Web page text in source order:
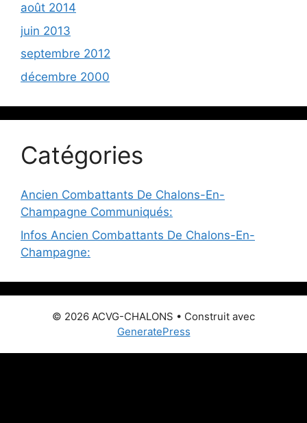
août 2014
juin 2013
septembre 2012
décembre 2000
Catégories
Ancien Combattants De Chalons-En-
Champagne Communiqués:
Infos Ancien Combattants De Chalons-En-
Champagne:
© 2026 ACVG-CHALONS • Construit avec
GeneratePress